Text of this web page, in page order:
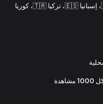
فرنسا 🇫🇷، اليابان 🇯🇵، البرازيل 🇧🇷، إسبانيا 🇪🇸، تركيا 🇹🇷، كوريا